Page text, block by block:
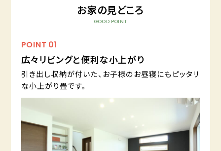
お家の見どころ
GOOD POINT
POINT 01
広々リビングと便利な小上がり
引き出し収納が付いた、お子様のお昼寝にもピッタリ
な小上がり畳です。